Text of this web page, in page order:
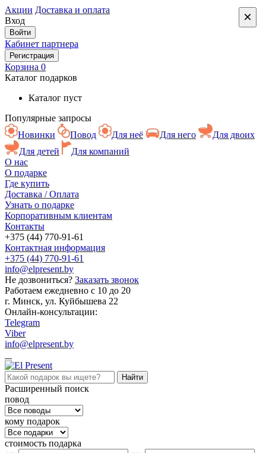
Акции Доставка и оплата
Вход
Войти
Кабинет партнера
Регистрация
Корзина 0
Каталог подарков
Каталог пуст
Популярные запросы
Новинки
Повод Для неё Для него
Для двоих
Для детей
Для компаний
О нас
О подарке
Где купить
Доставка / Оплата
Узнать о подарке
Корпоративным клиентам
Контакты
+375 (44) 770-91-61
Контактная информация
+375 (44) 770-91-61
info@elpresent.by
Не дозвониться? Заказать звонок
Работаем ежедневно c 10 до 20
г. Минск, ул. Куйбышева 22
Онлайн-консультации:
Telegram
Viber
info@elpresent.by
Расширенный поиск
повод
кому подарок
стоимость подарка
×